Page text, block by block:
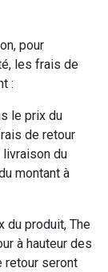
pour
les frais de
:
le prix du
de retour
livraison du
montant à
du produit, The
à hauteur des
retour seront